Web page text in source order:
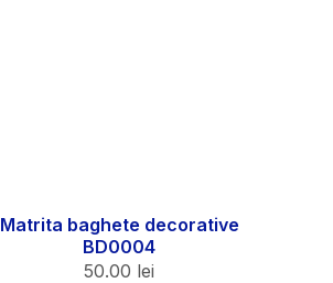
Matrita baghete decorative
BD0004
50.00 lei